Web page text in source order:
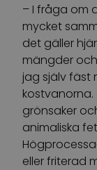
– I fråga om
mycket
det gäller
mängder
jag själv fäst
grönsaker
animaliska
eller friterad